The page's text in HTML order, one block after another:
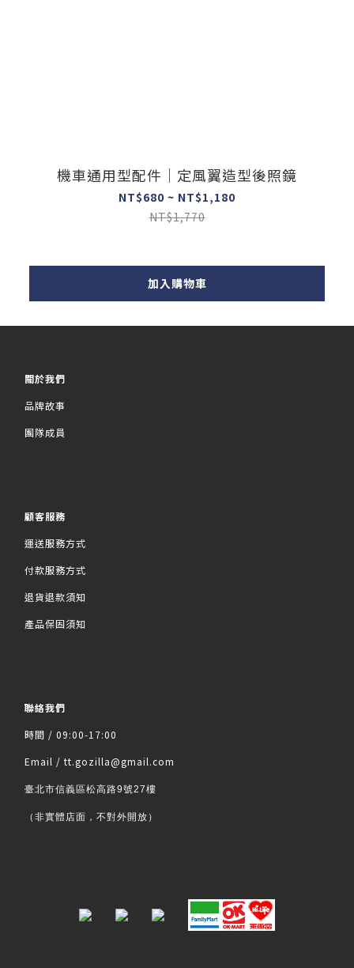
機車通用型配件｜定風翼造型後照鏡
NT$680 ~ NT$1,180
NT$1,770
加入購物車
關於我們
品牌故事
團隊成員
顧客服務
運送服務方式
付款服務方式
退貨退款須知
產品保固須知
聯絡我們
時間 / 09:00-17:00
Email / tt.gozilla@gmail.com
臺北市信義區松高路9號27樓
（非實體店面，不對外開放）